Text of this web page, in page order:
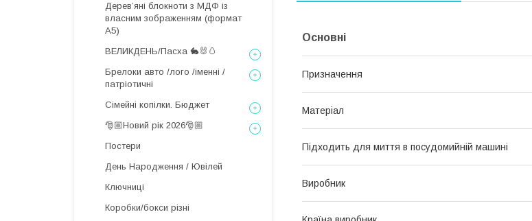
Основні
Призначення
Матеріал
Підходить для миття в посудомийній машині
Виробник
Дерев’яні блокноти з МДФ із
власним зображенням (формат
А5)
ВЕЛИКДЕНЬ/Пасха 🐇🐰🥚
Брелоки авто /лого /іменні /
патріотичні
Сімейні копілки. Бюджет
🎅🏼Новий рік 2026🎅🏼
Постери
День Народження / Ювілей
Ключниці
Коробки/бокси різні